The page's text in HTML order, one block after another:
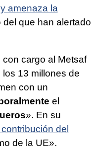
amenaza la
del que han alertado
cargo al Metsaf
13 millones de
con un
el
». En su
del
de la UE».